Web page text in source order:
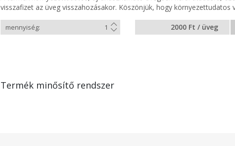
visszafizet az üveg visszahozásakor. Köszönjük, hogy környezettudatos
2000 Ft / üveg
Termék minősítő rendszer